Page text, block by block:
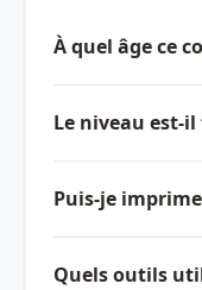
À quel âge ce
Le niveau est-
Puis-je
Quels outils